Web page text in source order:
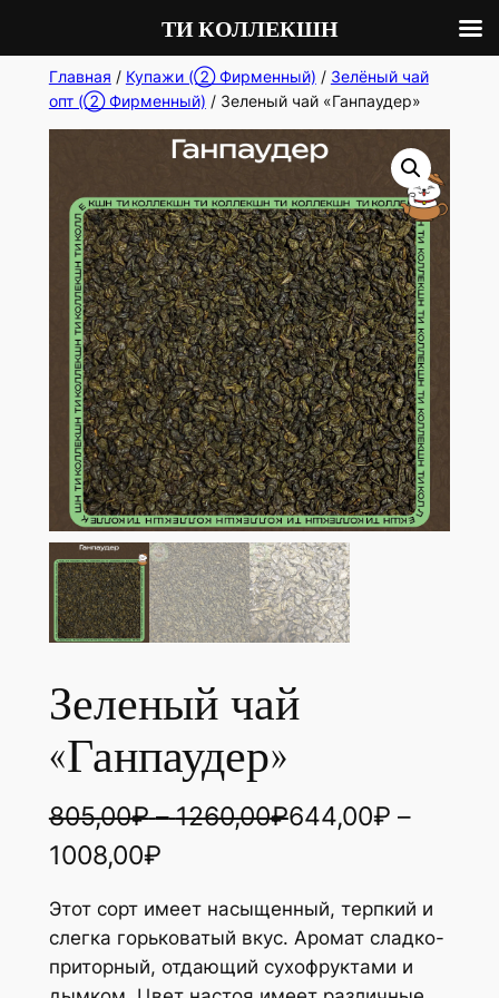
Перейти
содержимому
Главная / Купажи (② Фирменный) / Зелёный чай
опт (② Фирменный) / Зеленый чай «Ганпаудер»
Зеленый чай
«Ганпаудер»
805,00₽ – 1260,00₽Д
п
а
644,00₽ –
1008,00₽Д
а
п
Этот сорт имеет насыщенный, терпкий и
слегка горьковатый вкус. Аромат сладко-
приторный, отдающий сухофруктами и
ТИ КОЛЛЕКШН